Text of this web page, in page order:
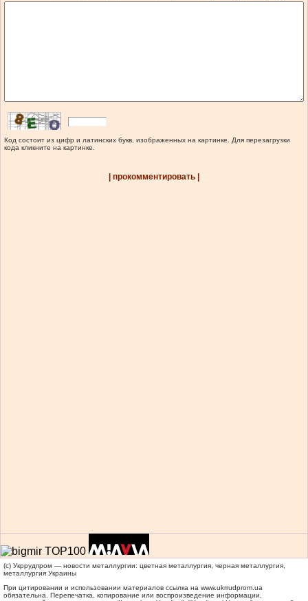
Код состоит из цифр и латинских букв, изображенных на картинке. Для перезагрузки
кода кликните на картинке.
| прокомментировать |
(c) Укррудпром — новости металлургии: цветная металлургия, черная металлургия,
металлургия Украины
При цитировании и использовании материалов ссылка на www.ukrrudprom.ua
обязательна. Перепечатка, копирование или воспроизведение информации,